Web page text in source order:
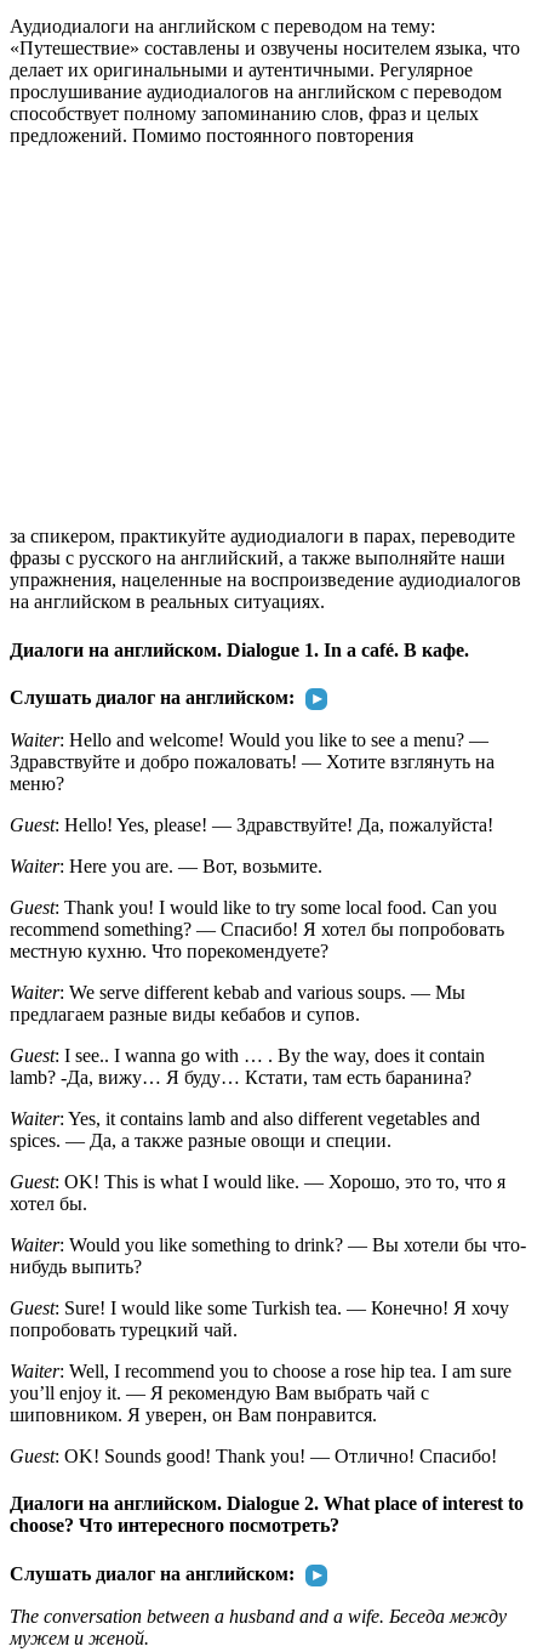
Аудиодиалоги на английском с переводом на тему:
«Путешествие» составлены и озвучены носителем языка, что
делает их оригинальными и аутентичными. Регулярное
прослушивание аудиодиалогов на английском с переводом
способствует полному запоминанию слов, фраз и целых
предложений. Помимо постоянного повторения
за спикером, практикуйте аудиодиалоги в парах, переводите
фразы с руccкого на английский, а также выполняйте наши
упражнения, нацеленные на воспроизведение аудиодиалогов
на английском в реальных ситуациях.
Диалоги на английском. Dialogue 1. In a café. В кафе.
Слушать диалог на английском:
Waiter: Hello and welcome! Would you like to see a menu? —
Здравствуйте и добро пожаловать! — Хотите взглянуть на
меню?
Guest: Hello! Yes, please! — Здравствуйте! Да, пожалуйста!
Waiter: Here you are. — Вот, возьмите.
Guest: Thank you! I would like to try some local food. Can you
recommend something? — Спасибо! Я хотел бы попробовать
местную кухню. Что порекомендуете?
Waiter: We serve different kebab and various soups. — Мы
предлагаем разные виды кебабов и супов.
Guest: I see.. I wanna go with … . By the way, does it contain
lamb? -Да, вижу… Я буду… Кстати, там есть баранина?
Waiter: Yes, it contains lamb and also different vegetables and
spices. — Да, а также разные овощи и специи.
Guest: OK! This is what I would like. — Хорошо, это то, что я
хотел бы.
Waiter: Would you like something to drink? — Вы хотели бы что-
нибудь выпить?
Guest: Sure! I would like some Turkish tea. — Конечно! Я хочу
попробовать турецкий чай.
Waiter: Well, I recommend you to choose a rose hip tea. I am sure
you’ll enjoy it. — Я рекомендую Вам выбрать чай с
шиповником. Я уверен, он Вам понравится.
Guest: OK! Sounds good! Thank you! — Отлично! Спасибо!
Диалоги на английском. Dialogue 2. What place of interest to
choose? Что интересного посмотреть?
Слушать диалог на английском:
The conversation between a husband and a wife. Беседа между
мужем и женой.